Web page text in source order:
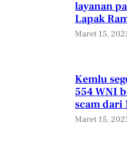
layanan
Lapak
Maret 15,
Kemlu
554 WNI
scam dari
Maret 15,